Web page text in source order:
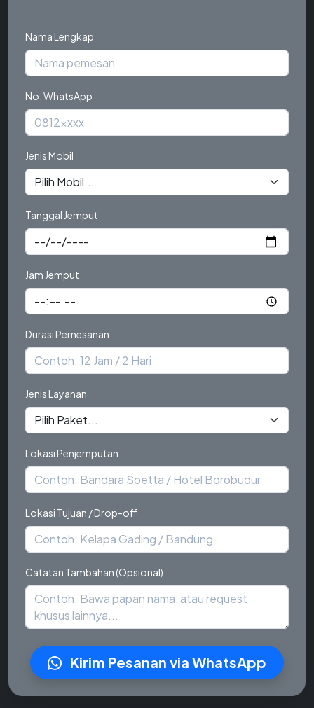
Nama Lengkap
No. WhatsApp
Jenis Mobil
Tanggal Jemput
Jam Jemput
Durasi Pemesanan
Jenis Layanan
Lokasi Penjemputan
Lokasi Tujuan / Drop-off
Catatan Tambahan (Opsional)
Kirim Pesanan via WhatsApp